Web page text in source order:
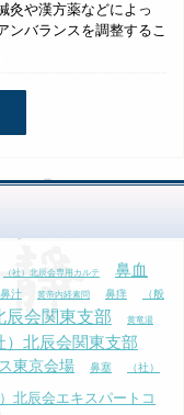
灸や漢方薬などによっ
ンバランスを調整するこ
（社）北辰会専用カルテ 鼻血
鼻汁 黄帝内経素問 鼻痒 （般
辰会関東支部 黄竜湯
）北辰会関東支部
東京会場 鼻塞 （社）
）北辰会エキスパートコ